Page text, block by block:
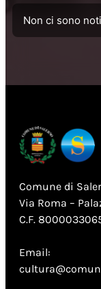
Non ci sono
Comune di
Via Roma –
C.F.
Email: